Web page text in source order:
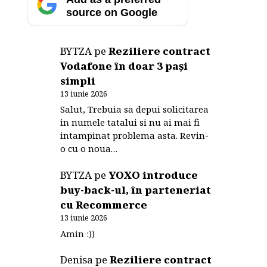
source on Google
BYTZApeReziliere contract
Vodafone în doar 3 pași
simpli
13 iunie 2026
Salut, Trebuia sa depui solicitarea
in numele tatalui si nu ai mai fi
intampinat problema asta. Revin-
o cu o noua…
BYTZApeYOXO introduce
buy-back-ul, în parteneriat
cu Recommerce
13 iunie 2026
Amin :))
DenisapeReziliere contract